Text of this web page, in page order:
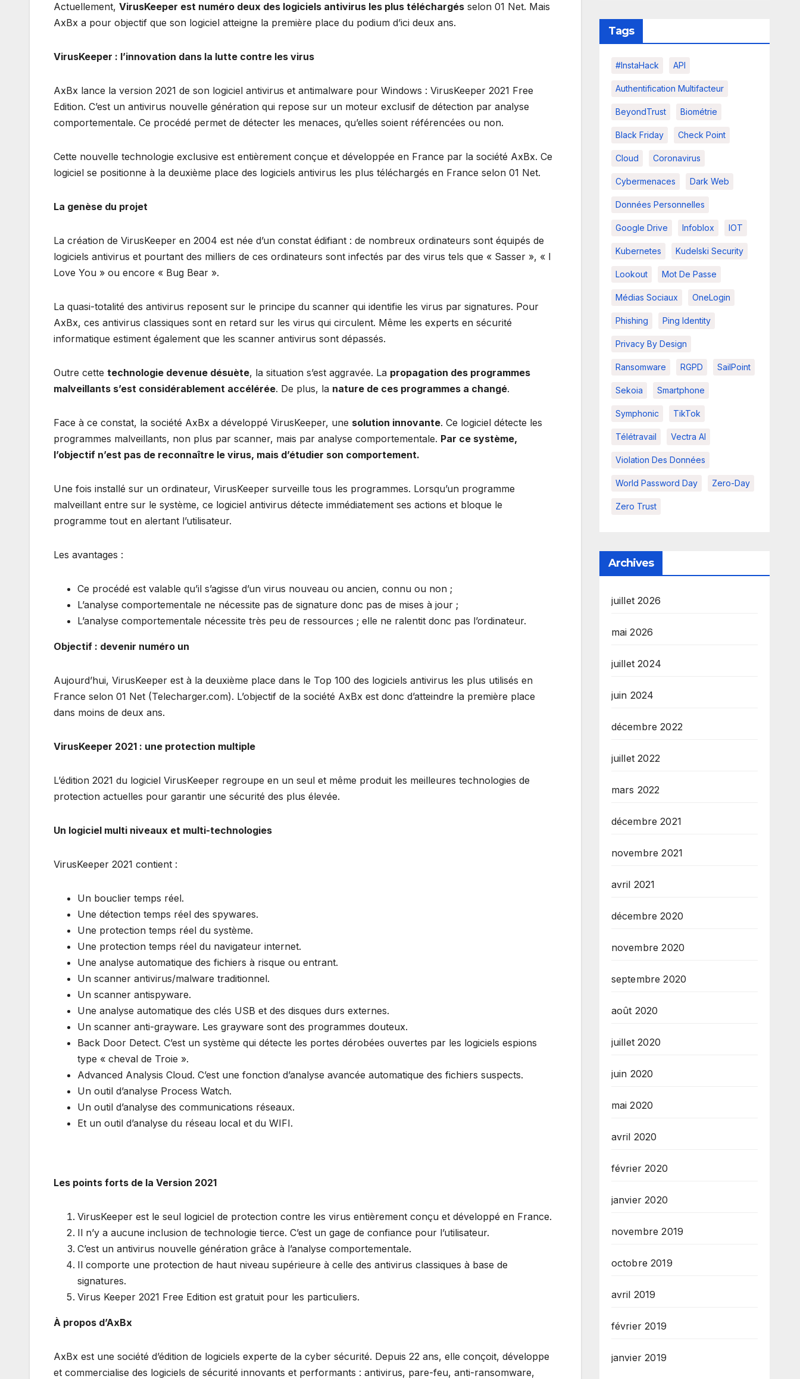
Actuellement, VirusKeeper est numéro deux des logiciels antivirus les plus téléchargés selon 01 Net. Mais
AxBx a pour objectif que son logiciel atteigne la première place du podium d’ici deux ans.
VirusKeeper : l’innovation dans la lutte contre les virus
AxBx lance la version 2021 de son logiciel antivirus et antimalware pour Windows : VirusKeeper 2021 Free
Edition. C’est un antivirus nouvelle génération qui repose sur un moteur exclusif de détection par analyse
comportementale. Ce procédé permet de détecter les menaces, qu’elles soient référencées ou non.
Cette nouvelle technologie exclusive est entièrement conçue et développée en France par la société AxBx. Ce
logiciel se positionne à la deuxième place des logiciels antivirus les plus téléchargés en France selon 01 Net.
La genèse du projet
La création de VirusKeeper en 2004 est née d’un constat édifiant : de nombreux ordinateurs sont équipés de
logiciels antivirus et pourtant des milliers de ces ordinateurs sont infectés par des virus tels que « Sasser », « I
Love You » ou encore « Bug Bear ».
La quasi-totalité des antivirus reposent sur le principe du scanner qui identifie les virus par signatures. Pour
AxBx, ces antivirus classiques sont en retard sur les virus qui circulent. Même les experts en sécurité
informatique estiment également que les scanner antivirus sont dépassés.
Outre cette technologie devenue désuète, la situation s’est aggravée. La propagation des programmes
malveillants s’est considérablement accélérée. De plus, la nature de ces programmes a changé.
Face à ce constat, la société AxBx a développé VirusKeeper, une solution innovante. Ce logiciel détecte les
programmes malveillants, non plus par scanner, mais par analyse comportementale. Par ce système,
l’objectif n’est pas de reconnaître le virus, mais d’étudier son comportement.
Une fois installé sur un ordinateur, VirusKeeper surveille tous les programmes. Lorsqu’un programme
malveillant entre sur le système, ce logiciel antivirus détecte immédiatement ses actions et bloque le
programme tout en alertant l’utilisateur.
Les avantages :
Ce procédé est valable qu’il s’agisse d’un virus nouveau ou ancien, connu ou non ;
L’analyse comportementale ne nécessite pas de signature donc pas de mises à jour ;
L’analyse comportementale nécessite très peu de ressources ; elle ne ralentit donc pas l’ordinateur.
Objectif : devenir numéro un
Aujourd’hui, VirusKeeper est à la deuxième place dans le Top 100 des logiciels antivirus les plus utilisés en
France selon 01 Net (Telecharger.com). L’objectif de la société AxBx est donc d’atteindre la première place
dans moins de deux ans.
VirusKeeper 2021 : une protection multiple
L’édition 2021 du logiciel VirusKeeper regroupe en un seul et même produit les meilleures technologies de
protection actuelles pour garantir une sécurité des plus élevée.
Un logiciel multi niveaux et multi-technologies
VirusKeeper 2021 contient :
Un bouclier temps réel.
Une détection temps réel des spywares.
Une protection temps réel du système.
Une protection temps réel du navigateur internet.
Une analyse automatique des fichiers à risque ou entrant.
Un scanner antivirus/malware traditionnel.
Un scanner antispyware.
Une analyse automatique des clés USB et des disques durs externes.
Un scanner anti-grayware. Les grayware sont des programmes douteux.
Back Door Detect. C’est un système qui détecte les portes dérobées ouvertes par les logiciels espions
type « cheval de Troie ».
Advanced Analysis Cloud. C’est une fonction d’analyse avancée automatique des fichiers suspects.
Un outil d’analyse Process Watch.
Un outil d’analyse des communications réseaux.
Et un outil d’analyse du réseau local et du WIFI.
Les points forts de la Version 2021
VirusKeeper est le seul logiciel de protection contre les virus entièrement conçu et développé en France.
Il n’y a aucune inclusion de technologie tierce. C’est un gage de confiance pour l’utilisateur.
C’est un antivirus nouvelle génération grâce à l’analyse comportementale.
Il comporte une protection de haut niveau supérieure à celle des antivirus classiques à base de
signatures.
Virus Keeper 2021 Free Edition est gratuit pour les particuliers.
À propos d’AxBx
AxBx est une société d’édition de logiciels experte de la cyber sécurité. Depuis 22 ans, elle conçoit, développe
et commercialise des logiciels de sécurité innovants et performants : antivirus, pare-feu, anti-ransomware,
Tags
#InstaHack API
Authentification Multifacteur
BeyondTrust Biométrie
Black Friday Check Point
Cloud Coronavirus
Cybermenaces Dark Web
Données Personnelles
Google Drive Infoblox IOT
Kubernetes Kudelski Security
Lookout Mot De Passe
Médias Sociaux OneLogin
Phishing Ping Identity
Privacy By Design
Ransomware RGPD SailPoint
Sekoia Smartphone
Symphonic TikTok
Télétravail Vectra AI
Violation Des Données
World Password Day Zero-Day
Zero Trust
Archives
juillet 2026
mai 2026
juillet 2024
juin 2024
décembre 2022
juillet 2022
mars 2022
décembre 2021
novembre 2021
avril 2021
décembre 2020
novembre 2020
septembre 2020
août 2020
juillet 2020
juin 2020
mai 2020
avril 2020
février 2020
janvier 2020
novembre 2019
octobre 2019
avril 2019
février 2019
janvier 2019